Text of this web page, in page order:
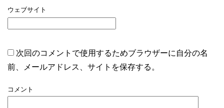
ウェブサイト
次回のコメントで使用するためブラウザーに自分の名
前、メールアドレス、サイトを保存する。
コメント